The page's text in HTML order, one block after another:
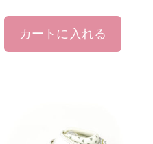
カートに入れる